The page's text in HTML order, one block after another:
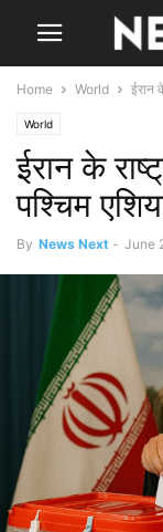
Home World ईरान
World
ईरान के
पश्चिम
By News Next - June